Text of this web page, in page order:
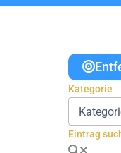
Kategorie
Eintrag